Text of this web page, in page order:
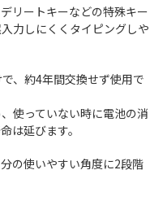
リートキーなどの特殊キー
力しにくくタイピングしや
、約4年間交換せず使用で
使っていない時に電池の消
は延びます。
の使いやすい角度に2段階